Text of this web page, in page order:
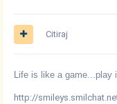
Citiraj
Life is like a game...play
http://